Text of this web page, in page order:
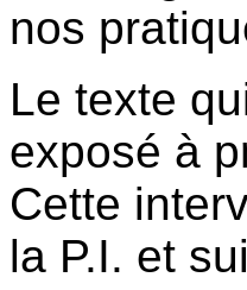
nos
Le texte
exposé à
Cette
la P.I. et